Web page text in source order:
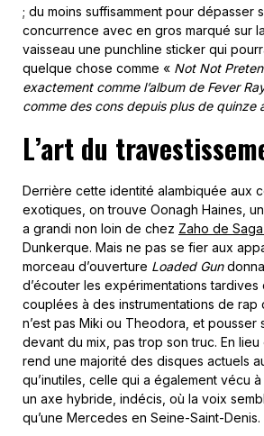
; du moins suffisamment pour dépasser
concurrence avec en gros marqué sur
vaisseau une punchline sticker qui
quelque chose comme « Not Not
exactement comme l’album de Fever
comme des cons depuis plus de quinze
L’art du
Derrière cette identité alambiquée aux
exotiques, on trouve Oonagh Haines,
a grandi non loin de chez Zaho de
Dunkerque. Mais ne pas se fier aux
morceau d’ouverture Loaded Gun
d’écouter les expérimentations
couplées à des instrumentations de rap
n’est pas Miki ou Theodora, et pousser
devant du mix, pas trop son truc. En
rend une majorité des disques actuels
qu’inutiles, celle qui a également vécu
un axe hybride, indécis, où la voix
qu’une Mercedes en Seine-Saint-Denis.